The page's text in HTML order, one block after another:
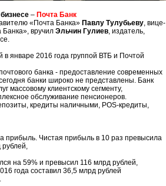
– Почта Банк
«Почта Банка»Павлу Тулубьеву, вице-
Банка», вручил Эльчин Гулиев, издатель,
январе 2016 года группой ВТБ и Почтой
банка - предоставление современных
банки широко не представлены. Банк
массовому клиентскому сегменту,
обслуживание пенсионеров.
кредиты наличными, POS-кредиты,
прибыль. Чистая прибыль в 10 раз превысила
рублей,
на 59% и превысил 116 млрд рублей,
года составил 36,5 млрд рублей